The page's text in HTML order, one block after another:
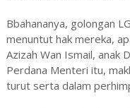
Bbahananya, golongan
menuntut hak mereka,
Azizah Wan Ismail, anak
Perdana Menteri itu,
turut serta dalam